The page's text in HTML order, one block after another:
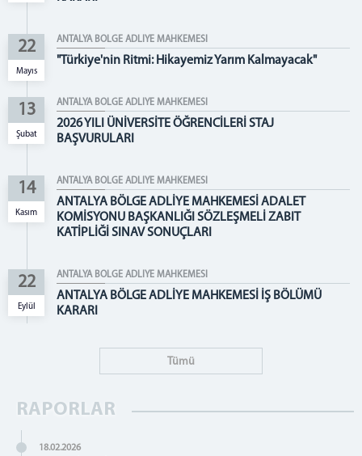
İFLÂS İDARE MEMURLUĞU LİSTESİ
İLETİŞİM
22
Mayıs
ANTALYA BÖLGE ADLİYE MAHKEMESİ
"Türkiye'nin Ritmi: Hikayemiz Yarım Kalmayacak"
13
Şubat
ANTALYA BÖLGE ADLİYE MAHKEMESİ
2026 YILI ÜNİVERSİTE ÖĞRENCİLERİ STAJ
BAŞVURULARI
14
Kasım
ANTALYA BÖLGE ADLİYE MAHKEMESİ
ANTALYA BÖLGE ADLİYE MAHKEMESİ ADALET
KOMİSYONU BAŞKANLIĞI SÖZLEŞMELİ ZABIT
KATİPLİĞİ SINAV SONUÇLARI
22
Eylül
ANTALYA BÖLGE ADLİYE MAHKEMESİ
ANTALYA BÖLGE ADLİYE MAHKEMESİ İŞ BÖLÜMÜ
KARARI
Tümü
RAPORLAR
18.02.2026